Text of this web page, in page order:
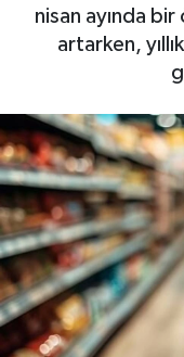
nisan ayında
artarken,
BIST 100 Isı
Ekonomik
Kiripto Para
Gizlilik
Hakkımızda